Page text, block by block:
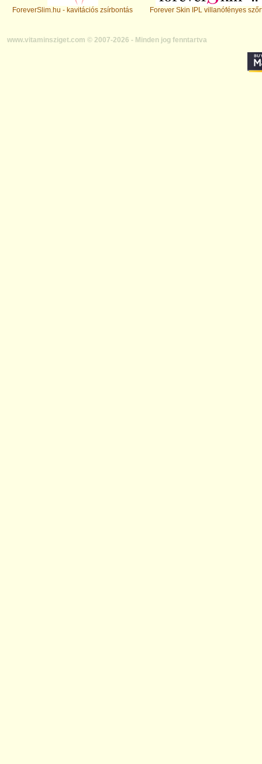
ForeverSlim.hu - kavitációs zsírbontás Forever Skin IPL villanófényes
www.vitaminsziget.com © 2007-2026 - Minden jog fenntartva